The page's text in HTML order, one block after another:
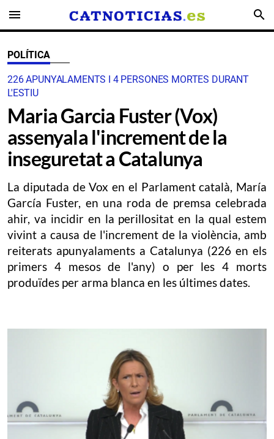
menu search
POLÍTICA
226 APUNYALAMENTS I 4 PERSONES MORTES DURANT
L'ESTIU
Maria Garcia Fuster (Vox)
assenyala l'increment de la
inseguretat a Catalunya
La diputada de Vox en el Parlament català, María
García Fuster, en una roda de premsa celebrada
ahir, va incidir en la perillositat en la qual estem
vivint a causa de l'increment de la violència, amb
reiterats apunyalaments a Catalunya (226 en els
primers 4 mesos de l'any) o per les 4 morts
produïdes per arma blanca en les últimes dates.